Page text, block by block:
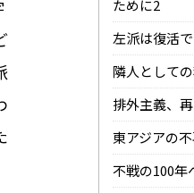
ために2
左派は復活
隣人として
排外主義、
東アジアの
不戦の100年